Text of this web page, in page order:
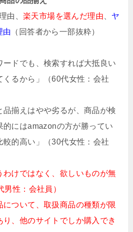
由、 楽天市場を選んだ理由
ヤ
由 （回答者から一部抜粋）
ードでも、検索すれば大抵良い
くるから」（60代女性：会社
品揃えはやや劣るが、商品が検
的にはamazonの方が勝ってい
較的高い」（30代女性：会社
わけではなく、欲しいものが無
性：会社員）
について、取扱商品の種類が限
、他のサイトでしか購入でき